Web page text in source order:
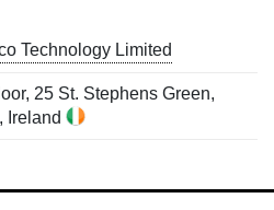
Technology Limited
25 St. Stephens Green,
Ireland